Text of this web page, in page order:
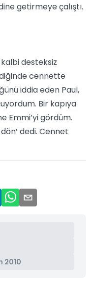
getirmeye çalıştı.
kalbi desteksiz
cennette
iddia eden Paul,
Bir kapıya
Emmi’yi gördüm.
dedi. Cennet
2010